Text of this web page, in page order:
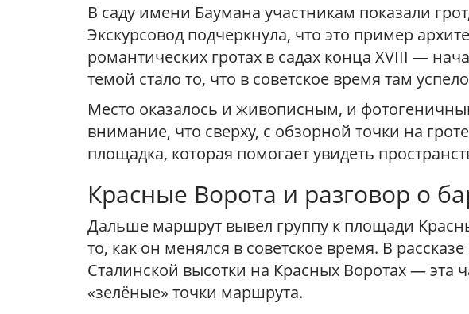
В саду имени Баумана участникам показали
Экскурсовод подчеркнула, что это пример
романтических гротах в садах конца XVIII —
темой стало то, что в советское время там
Место оказалось и живописным, и
внимание, что сверху, с обзорной точки на
площадка, которая помогает увидеть
Красные Ворота и разговор о
Дальше маршрут вывел группу к площади
то, как он менялся в советское время. В
Сталинской высотки на Красных Воротах — эта
«зелёные» точки маршрута.